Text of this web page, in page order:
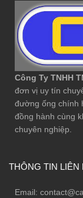
Công Ty TNHH
đơn vị uy tín
đường ống chính
đồng hành cùng
chuyên nghiệp.
THÔNG TIN LIÊN
Email: